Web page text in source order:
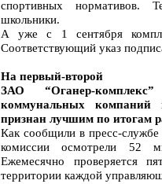
спортивных нормативов.
школьники.
А уже с 1 сентября
Соответствующий указ
На первый-второй
ЗАО “Оганер-
коммунальных
признан лучшим по итогам
Как сообщили в пресс-
комиссии осмотрели 52
Ежемесячно проверяется
территории каждой